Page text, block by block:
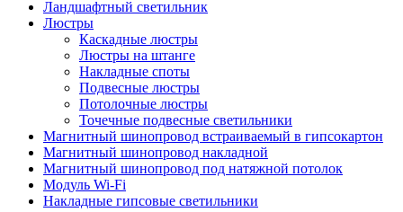
Ландшафтный светильник
Люстры
Каскадные люстры
Люстры на штанге
Накладные споты
Подвесные люстры
Потолочные люстры
Точечные подвесные светильники
Магнитный шинопровод встраиваемый в гипсокартон
Магнитный шинопровод накладной
Магнитный шинопровод под натяжной потолок
Модуль Wi-Fi
Накладные гипсовые светильники